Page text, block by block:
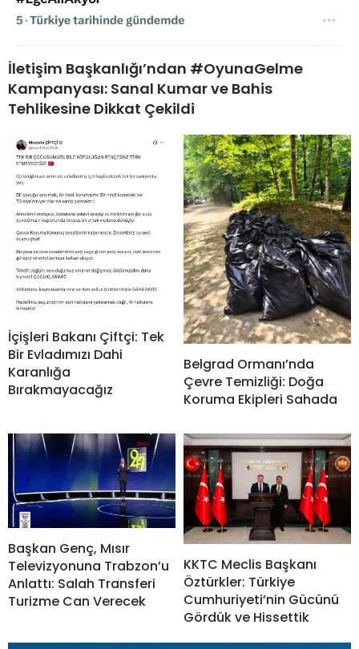
İletişim Başkanlığı’ndan #OyunaGelme
Kampanyası: Sanal Kumar ve Bahis
Tehlikesine Dikkat Çekildi
İçişleri Bakanı Çiftçi: Tek
Bir Evladımızı Dahi
Karanlığa
Bırakmayacağız
Belgrad Ormanı’nda
Çevre Temizliği: Doğa
Koruma Ekipleri Sahada
Başkan Genç, Mısır
Televizyonuna Trabzon’u
Anlattı: Salah Transferi
Turizme Can Verecek
KKTC Meclis Başkanı
Öztürkler: Türkiye
Cumhuriyeti’nin Gücünü
Gördük ve Hissettik